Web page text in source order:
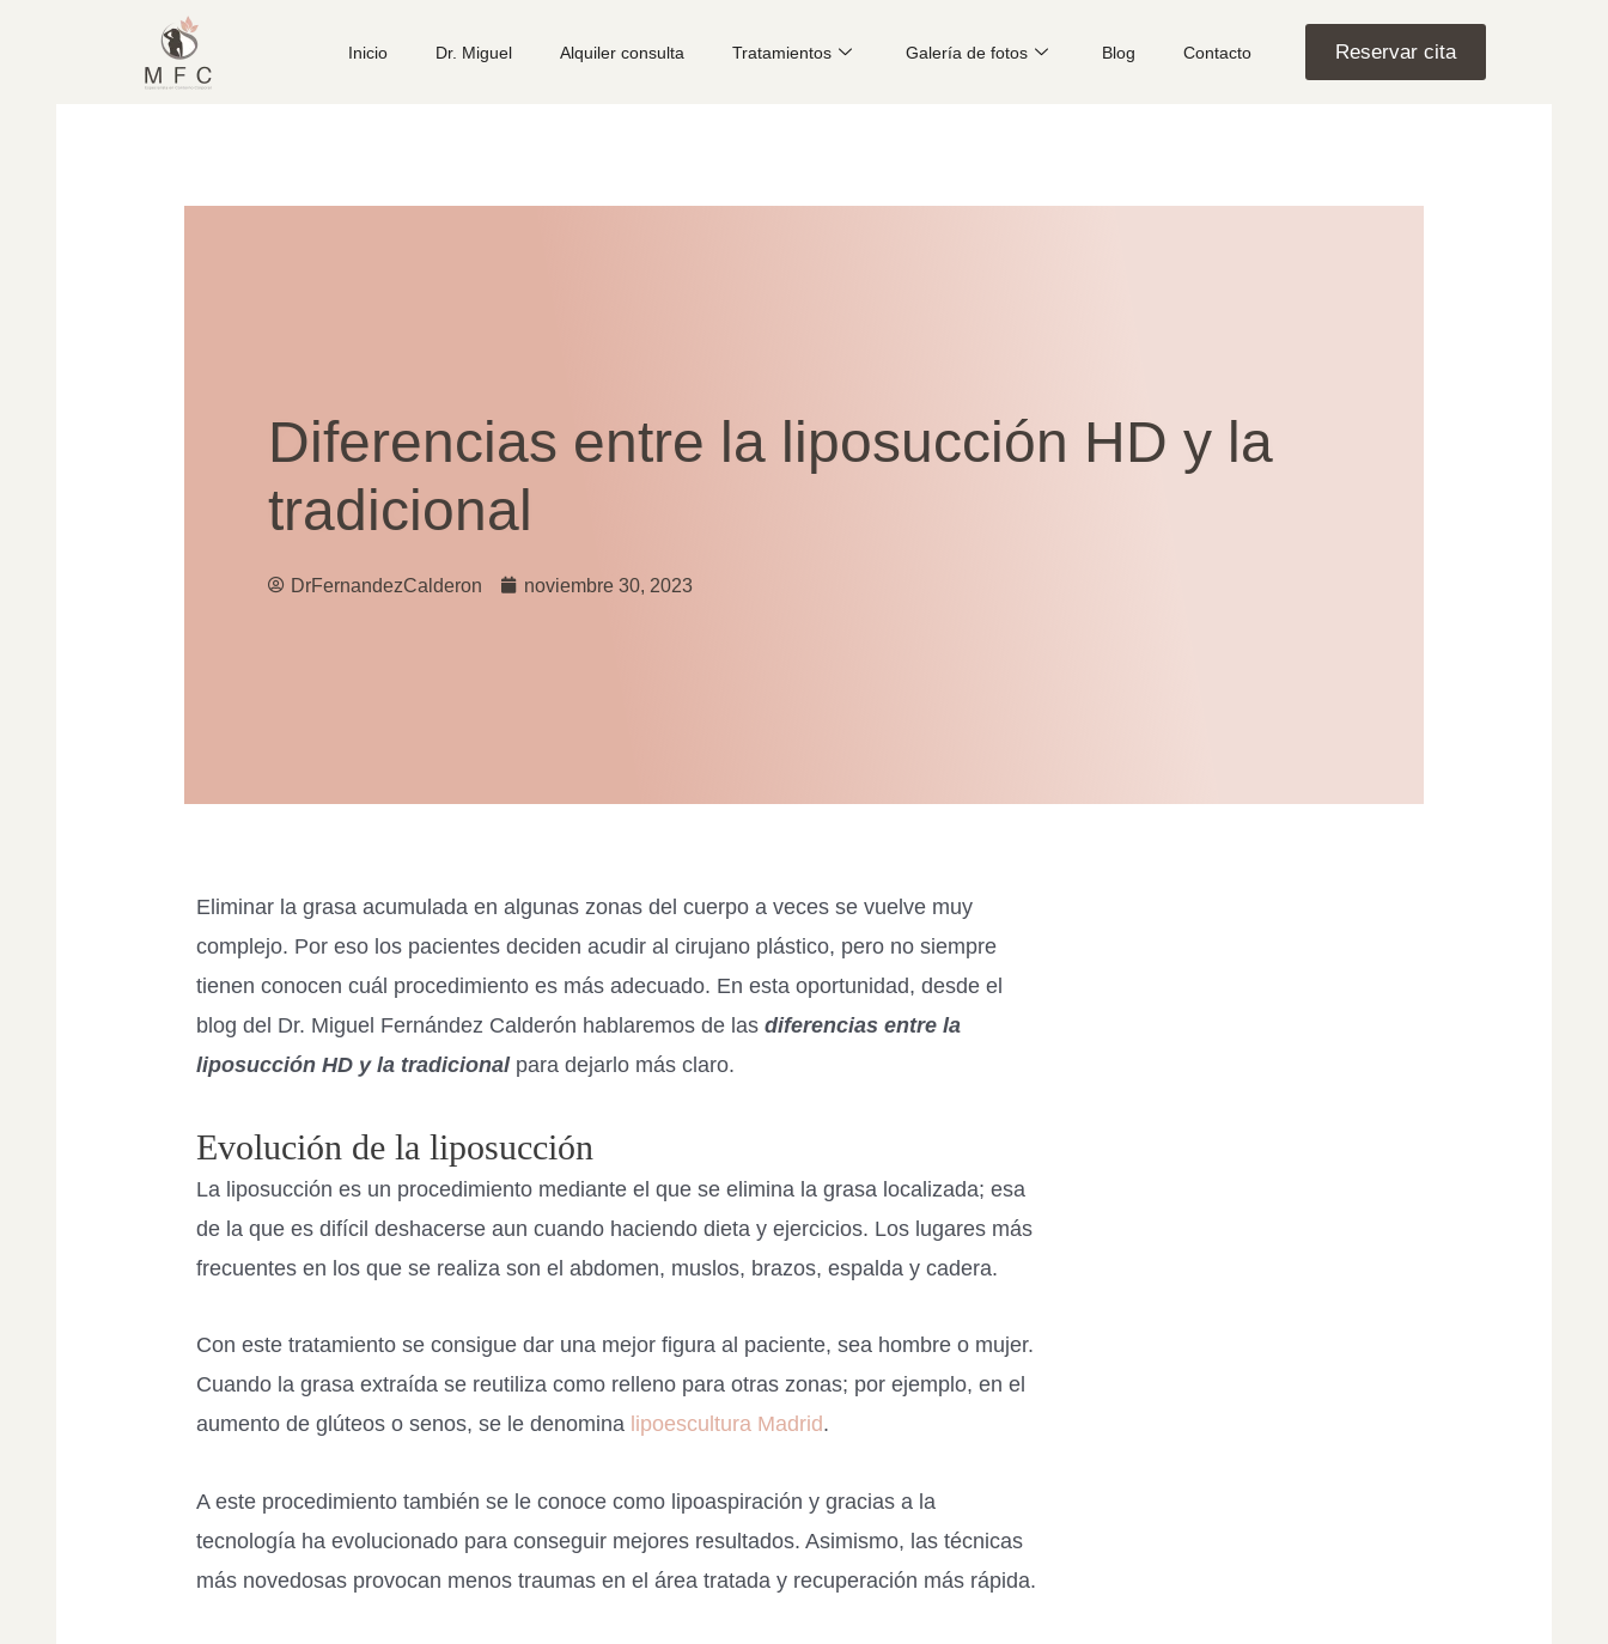
Inicio Dr. Miguel Alquiler consulta Tratamientos Galería de fotos Blog Contacto Reservar cita
Diferencias entre la liposucción HD y la
tradicional
DrFernandezCalderon noviembre 30, 2023
Eliminar la grasa acumulada en algunas zonas del cuerpo a veces se vuelve muy
complejo. Por eso los pacientes deciden acudir al cirujano plástico, pero no siempre
tienen conocen cuál procedimiento es más adecuado. En esta oportunidad, desde el
blog del Dr. Miguel Fernández Calderón hablaremos de las diferencias entre la
liposucción HD y la tradicionalpara dejarlo más claro.
Evolución de la liposucción
La liposucción es un procedimiento mediante el que se elimina la grasa localizada; esa
de la que es difícil deshacerse aun cuando haciendo dieta y ejercicios. Los lugares más
frecuentes en los que se realiza son el abdomen, muslos, brazos, espalda y cadera.
Con este tratamiento se consigue dar una mejor figura al paciente, sea hombre o mujer.
Cuando la grasa extraída se reutiliza como relleno para otras zonas; por ejemplo, en el
aumento de glúteos o senos, se le denomina lipoescultura Madrid.
A este procedimiento también se le conoce como lipoaspiración y gracias a la
tecnología ha evolucionado para conseguir mejores resultados. Asimismo, las técnicas
más novedosas provocan menos traumas en el área tratada y recuperación más rápida.